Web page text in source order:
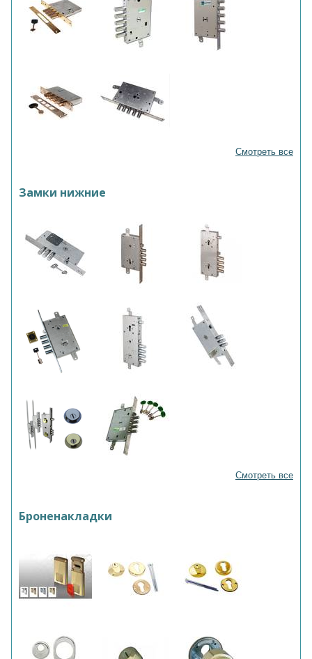
Смотреть все
Замки нижние
Смотреть все
Броненакладки